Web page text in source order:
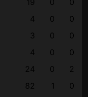
19 0
0
4 0
0
3 0
0
4 0
0
24 0
2
82 1
0